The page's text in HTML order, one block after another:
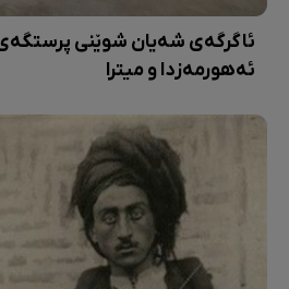
ئاگرگەی شەیان شوێنی پرستگەی
ئەهورمەزدا و میترا